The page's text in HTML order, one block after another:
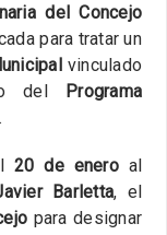
del Concejo
para tratar un
vinculado
del
Programa
20 de eneroal
Barletta, el
para designar